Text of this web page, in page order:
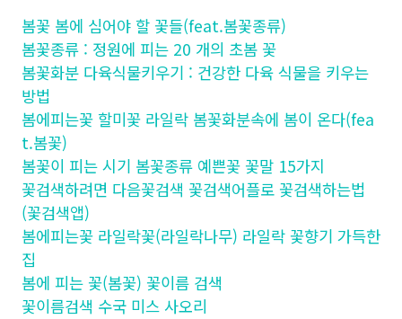
봄꽃 봄에 심어야 할 꽃들(feat.봄꽃종류)
봄꽃종류 : 정원에 피는 20 개의 초봄 꽃
봄꽃화분 다육식물키우기 : 건강한 다육 식물을 키우는
방법
봄에피는꽃 할미꽃 라일락 봄꽃화분속에 봄이 온다(fea
t.봄꽃)
봄꽃이 피는 시기 봄꽃종류 예쁜꽃 꽃말 15가지
꽃검색하려면 다음꽃검색 꽃검색어플로 꽃검색하는법
(꽃검색앱)
봄에피는꽃 라일락꽃(라일락나무) 라일락 꽃향기 가득한
집
봄에 피는 꽃(봄꽃) 꽃이름 검색
꽃이름검색 수국 미스 사오리